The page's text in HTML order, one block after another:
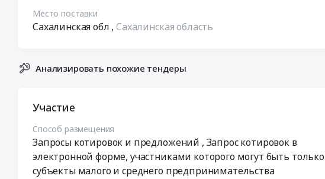
Место поставки
Сахалинская обл ,Сахалинская область
Анализировать похожие тендеры
Участие
Способ размещения
Запросы котировок и предложений , Запрос котировок в
электронной форме, участниками которого могут быть только
субъекты малого и среднего предпринимательства